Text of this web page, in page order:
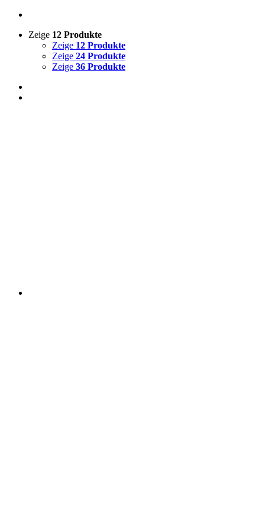
Zeige 12 Produkte
Zeige 12 Produkte
Zeige 24 Produkte
Zeige 36 Produkte